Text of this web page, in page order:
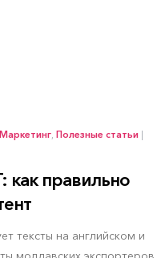
Маркетинг, Полезные статьи|
как правильно
тексты на английском и